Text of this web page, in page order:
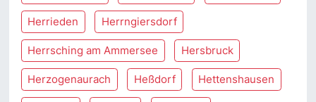
Herrieden Herrngiersdorf
Herrsching am Ammersee Hersbruck
Herzogenaurach Heßdorf Hettenshausen